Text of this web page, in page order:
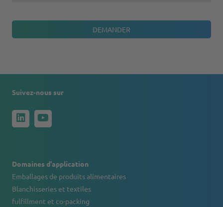
Suivez-nous sur
Domaines d'application
Emballages de produits alimentaires
Blanchisseries et textiles
fulfillment et co-packing